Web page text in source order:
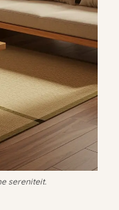
sereniteit.